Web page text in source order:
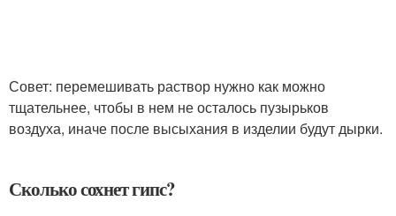
Совет: перемешивать раствор нужно как можно
тщательнее, чтобы в нем не осталось пузырьков
воздуха, иначе после высыхания в изделии будут дырки.
Сколько сохнет гипс?